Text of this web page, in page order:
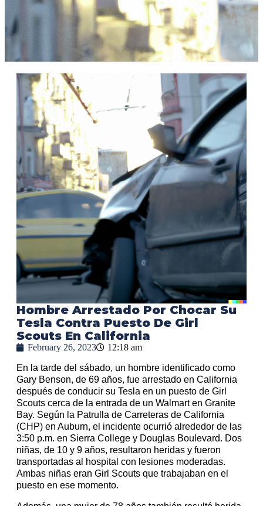
Hombre Arrestado Por Chocar Su
Tesla Contra Puesto De Girl
Scouts En California
February 26, 2023 12:18 am
En la tarde del sábado, un hombre identificado como
Gary Benson, de 69 años, fue arrestado en California
después de conducir su Tesla en un puesto de Girl
Scouts cerca de la entrada de un Walmart en Granite
Bay. Según la Patrulla de Carreteras de California
(CHP) en Auburn, el incidente ocurrió alrededor de las
3:50 p.m. en Sierra College y Douglas Boulevard. Dos
niñas, de 10 y 9 años, resultaron heridas y fueron
transportadas al hospital con lesiones moderadas.
Ambas niñas eran Girl Scouts que trabajaban en el
puesto en ese momento.